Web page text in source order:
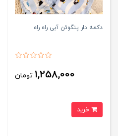
دکمه دار پنگوئن آبی راه راه
1,258,000 تومان